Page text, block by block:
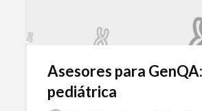
Asesores para
pediátrica